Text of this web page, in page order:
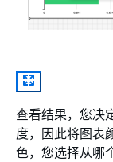
查看结果，您决
度，因此将图表
色，您选择从哪